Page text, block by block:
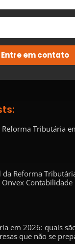
Entre em contato
Reforma Tributária
da Reforma
Onvex Contabilidade
em 2026: quais
que não se